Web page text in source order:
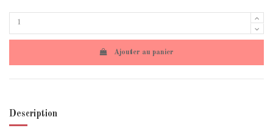
Ajouter au panier
Description